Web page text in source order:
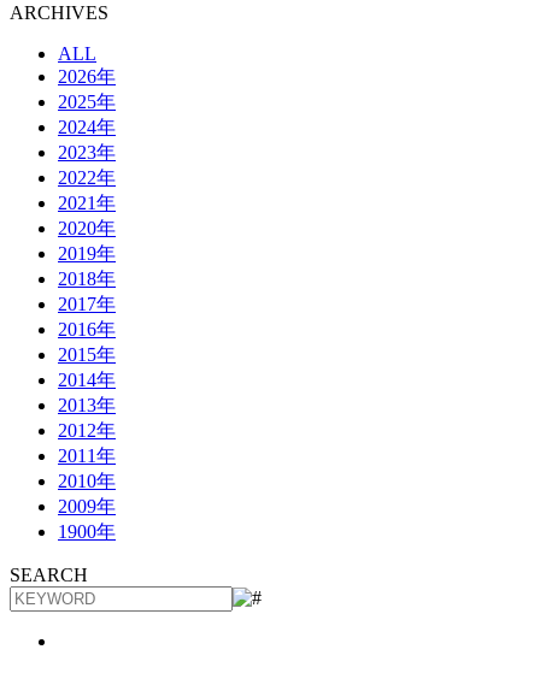
ARCHIVES
ALL
2026年
2025年
2024年
2023年
2022年
2021年
2020年
2019年
2018年
2017年
2016年
2015年
2014年
2013年
2012年
2011年
2010年
2009年
1900年
SEARCH